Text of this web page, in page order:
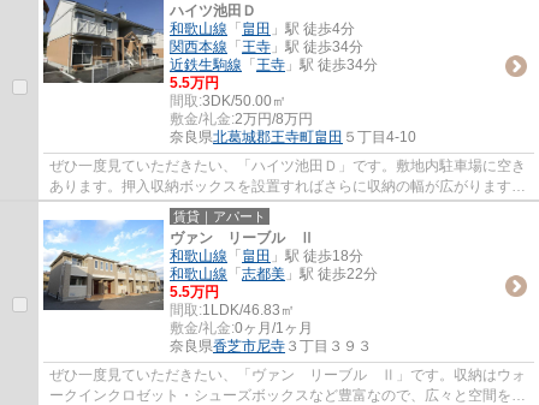
ハイツ池田Ｄ
和歌山線 「 畠田 」駅 徒歩4分
関西本線 「 王寺 」駅 徒歩34分
近鉄生駒線 「 王寺 」駅 徒歩34分
5.5万円
間取:3DK/50.00㎡
敷金/礼金:2万円/8万円
奈良県北葛城郡王寺町畠田 ５丁目4-10
ぜひ一度見ていただきたい、「ハイツ池田Ｄ」です。敷地内駐車場に空き
あります。押入収納ボックスを設置すればさらに収納の幅が広がります。
南向きの物件は日中家にいることが多い方...
賃貸｜アパート
ヴァン リーブル Ⅱ
和歌山線 「 畠田 」駅 徒歩18分
和歌山線 「 志都美 」駅 徒歩22分
5.5万円
間取:1LDK/46.83㎡
敷金/礼金:0ヶ月/1ヶ月
奈良県香芝市尼寺 ３丁目３９３
ぜひ一度見ていただきたい、「ヴァン リーブル Ⅱ」です。収納はウォ
ークインクロゼット・シューズボックスなど豊富なので、広々と空間を利